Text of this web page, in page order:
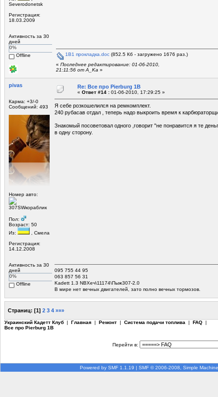
Severodonetsk
Регистрация:
18.03.2009
Активность за 30
дней
0%
Offline
1B1 прокладка.doc (852.5 Кб - загружено 1676 раз.)
« Последнее редактирование: 01-06-2010,
21:11:56 от A_Ka »
pivas
Карма: +3/-0
Сообщений: 493
Номер авто:
307SWкораблик
Пол:
Возраст: 50
Из:
, Смела
Регистрация:
14.12.2008
Активность за 30
дней
0%
Offline
Re: Все про Pierburg 1B
« Ответ #14 : 01-06-2010, 17:29:25 »
Я себе розкошелился на ремкомплект.
240 рубасав отдал , теперь надо выкроить время к
Знакомый посоветовал одного ,говорит "не понравится я те
в одну сторону.
095 755 44 95
063 857 56 31
Kadett 1.3 NBХеч\11174\Пыж307-2.0
В мире нет вечных двигателей, зато полно вечных тормозов.
Страниц: [1] 2 3 4 »»»
Украинский Кадетт Клуб | Главная | Ремонт | Система подачи топлива | FAQ |
Все про Pierburg 1B
Перейти в:
Powered by SMF 1.1.19 | SMF © 2006-2008, Simple